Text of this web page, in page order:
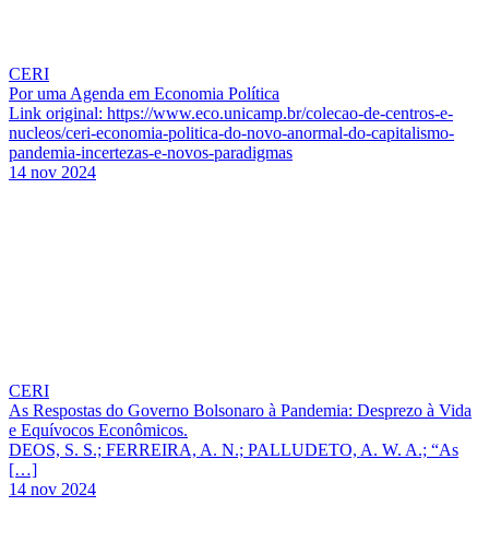
CERI
Por uma Agenda em Economia Política
Link original: https://www.eco.unicamp.br/colecao-de-centros-e-
nucleos/ceri-economia-politica-do-novo-anormal-do-capitalismo-
pandemia-incertezas-e-novos-paradigmas
14 nov 2024
CERI
As Respostas do Governo Bolsonaro à Pandemia: Desprezo à Vida
e Equívocos Econômicos.
DEOS, S. S.; FERREIRA, A. N.; PALLUDETO, A. W. A.; “As
[…]
14 nov 2024